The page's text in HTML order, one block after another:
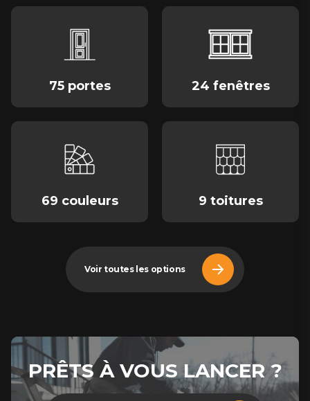
75 portes 24 fenêtres
69 couleurs 9 toitures
Voir toutes les options
PRÊTS À VOUS LANCER ?